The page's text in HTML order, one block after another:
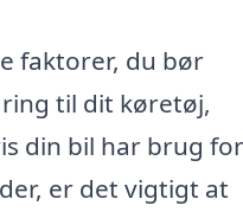
faktorer, du bør
til dit køretøj,
din bil har brug for
er det vigtigt at